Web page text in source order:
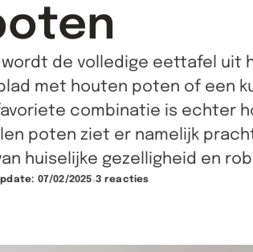
wordt de volledige eettafel uit
met houten poten of een
combinatie is echter
poten ziet er namelijk
huiselijke gezelligheid en
07/02/2025 3 reacties